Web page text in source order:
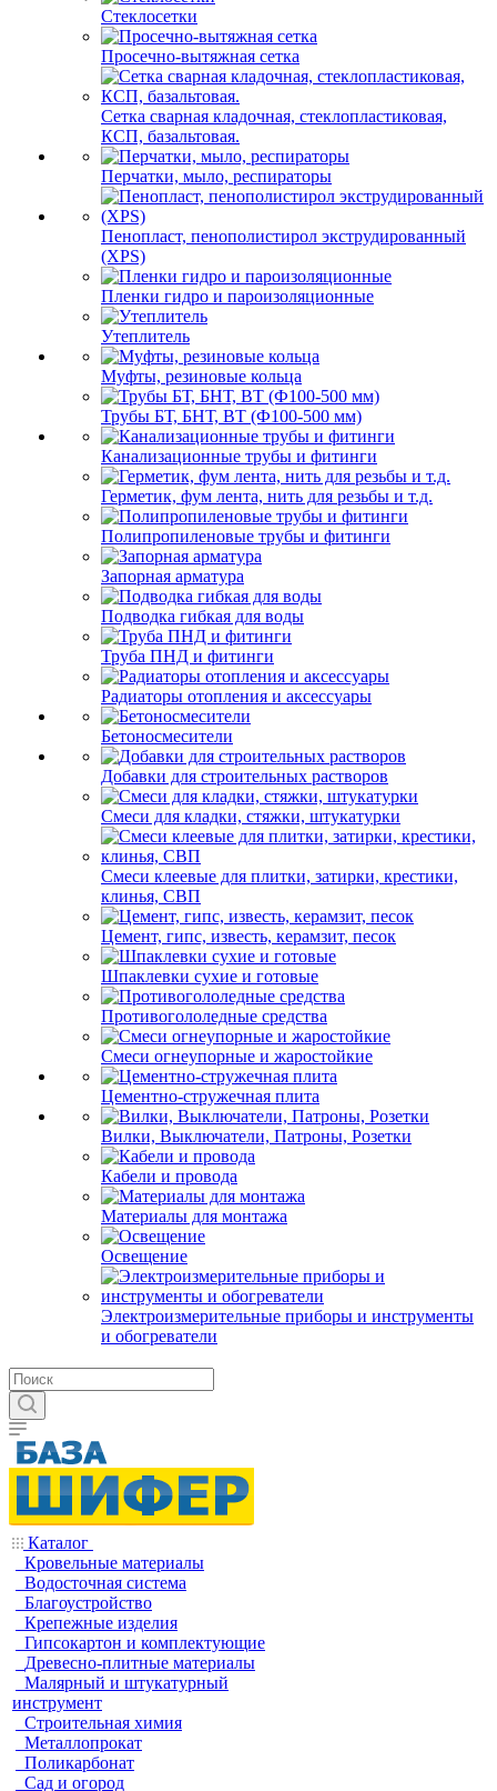
Стеклосетки
Просечно-вытяжная сетка
Сетка сварная кладочная, стеклопластиковая,
КСП, базальтовая.
Перчатки, мыло, респираторы
Пенопласт, пенополистирол экструдированный
(XPS)
Пленки гидро и пароизоляционные
Утеплитель
Муфты, резиновые кольца
Трубы БТ, БНТ, ВТ (Ф100-500 мм)
Канализационные трубы и фитинги
Герметик, фум лента, нить для резьбы и т.д.
Полипропиленовые трубы и фитинги
Запорная арматура
Подводка гибкая для воды
Труба ПНД и фитинги
Радиаторы отопления и аксессуары
Бетоносмесители
Добавки для строительных растворов
Смеси для кладки, стяжки, штукатурки
Смеси клеевые для плитки, затирки, крестики,
клинья, СВП
Цемент, гипс, известь, керамзит, песок
Шпаклевки сухие и готовые
Противогололедные средства
Смеси огнеупорные и жаростойкие
Цементно-стружечная плита
Вилки, Выключатели, Патроны, Розетки
Кабели и провода
Материалы для монтажа
Освещение
Электроизмерительные приборы и инструменты
и обогреватели
Каталог
Кровельные материалы
Водосточная система
Благоустройство
Крепежные изделия
Гипсокартон и комплектующие
Древесно-плитные материалы
Малярный и штукатурный
инструмент
Строительная химия
Металлопрокат
Поликарбонат
Сад и огород